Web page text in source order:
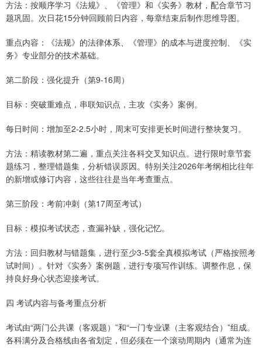
方法：按顺序学习《法规》、《管理》和《实务》教材，配合章节习
题巩固。次日花15分钟回顾前日内容，每章结束后制作思维导图。
重点内容：《法规》的法律体系、《管理》的成本与进度控制、《实
务》专业部分的技术基础。
第二阶段：强化提升（第9-16周）
目标：突破重难点，串联知识点，主攻《实务》案例。
每日时间：增加至2-2.5小时，周末可安排更长时间进行整块复习。
方法：精读教材第二遍，重点关注各科交叉知识点。进行限时章节套
题练习，整理错题集，分析错误原因。特别关注2026年考纲相比往年
的新增或修订内容，这些往往是当年考查重点。
第三阶段：考前冲刺（第17周至考试）
目标：模拟考试状态，查漏补缺，强化记忆。
方法：回归教材与错题集，进行至少3-5套全真模拟考试（严格按照考
试时间）。针对《实务》案例题，进行专项写作训练。调整作息，保
持良好身心状态迎接考试。
四 考试内容与备考重点分析
考试由“两门公共课（客观题）”和“一门专业课（主客观结合）”组成。
各科满分及合格线由各省划定，但必须在一个滚动周期内（通常为连